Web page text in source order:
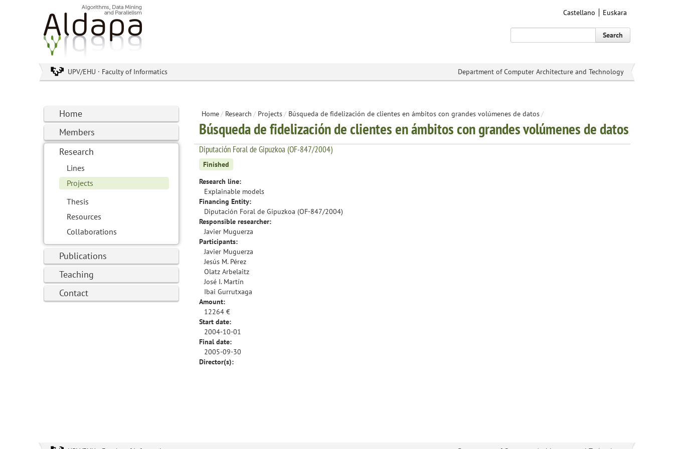
Castellano Euskara
Search
UPV/EHU · Faculty of Informatics Department of Computer Architecture and Technology
Home
Members
Research
Lines
Projects
Thesis
Resources
Collaborations
Publications
Teaching
Contact
Home/ Research / Projects/ Búsqueda de fidelización de clientes en ámbitos con grandes volúmenes de datos/
Búsqueda de fidelización de clientes en ámbitos con grandes volúmenes de datos
Diputación Foral de Gipuzkoa (OF-847/2004)
Finished
Research line:
Explainable models
Financing Entity:
Diputación Foral de Gipuzkoa (OF-847/2004)
Responsible researcher:
Javier Muguerza
Participants:
Javier Muguerza
Jesús M. Pérez
Olatz Arbelaitz
José I. Martín
Ibai Gurrutxaga
Amount:
12264 €
Start date:
2004-10-01
Final date:
2005-09-30
Director(s):